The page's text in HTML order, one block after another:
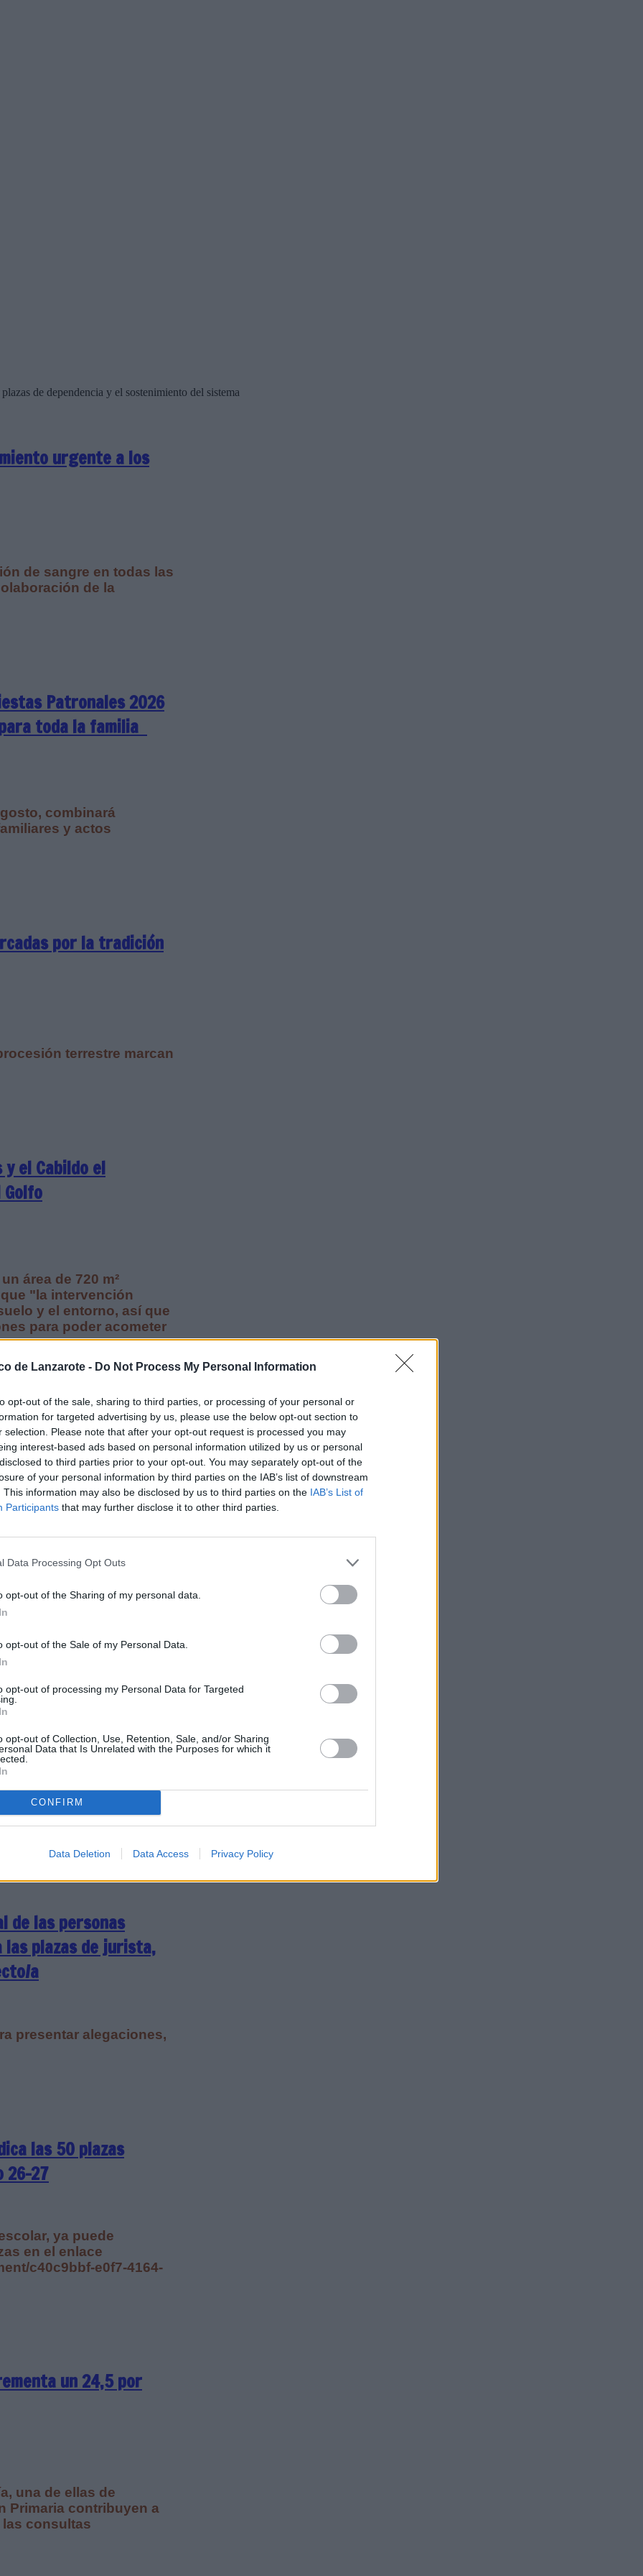
de Lanzarote - Do Not Process My Personal Information
opt-out of the sale, sharing to third parties, or processing of your personal or
for targeted advertising by us, please use the below opt-out section to
selection. Please note that after your opt-out request is processed you may
interest-based ads based on personal information utilized by us or personal
to third parties prior to your opt-out. You may separately opt-out of the
of your personal information by third parties on the IAB’s list of downstream
This information may also be disclosed by us to third parties on the IAB’s List of
Participants that may further disclose it to other third parties.
Data Processing Opt Outs
opt-out of the Sharing of my personal data.
opt-out of the Sale of my Personal Data.
opt-out of processing my Personal Data for Targeted
opt-out of Collection, Use, Retention, Sale, and/or Sharing
Data that Is Unrelated with the Purposes for which it
CONFIRM
Data Deletion Data Access Privacy Policy
de dependencia y el sostenimiento del sistema
urgente a los
de sangre en todas las
de la
Patronales 2026
toda la familia
combinará
y actos
por la tradición
terrestre marcan
el Cabildo el
área de 720 m²
"la intervención
y el entorno, así que
para poder acometer
"Las becas del
ni suficientes"
siguen sin
no capitalinas y
pública
contará por primera
y un espacio de
a la asociación
y favorecer unas
de las personas
las plazas de jurista,
a
presentar alegaciones,
las 50 plazas
26-27
ya puede
en el enlace
c40c9bbf-e0f7-4164-
un 24,5 por
una de ellas de
Primaria contribuyen a
consultas